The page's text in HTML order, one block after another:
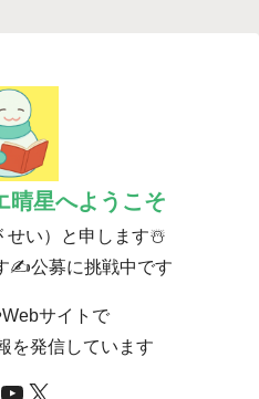
晴星へようこそ
せい）と申します☃️
✍️公募に挑戦中です
サイトで
を発信しています
YouTube
X